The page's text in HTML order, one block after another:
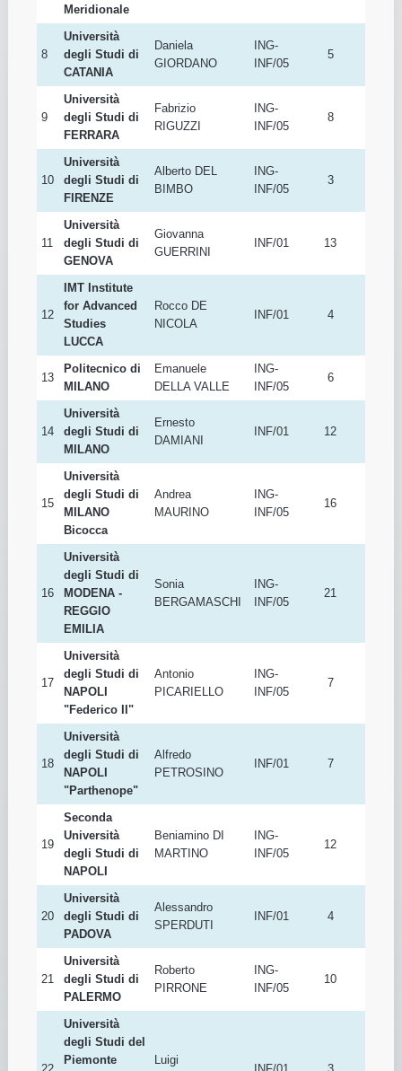
Meridionale
8
Università
degli Studi di
CATANIA
Daniela
GIORDANO
ING-
INF/05
5
9
Università
degli Studi di
FERRARA
Fabrizio
RIGUZZI
ING-
INF/05
8
10
Università
degli Studi di
FIRENZE
Alberto DEL
BIMBO
ING-
INF/05
3
11
Università
degli Studi di
GENOVA
Giovanna
GUERRINI
INF/01 13
12
IMT Institute
for Advanced
Studies
LUCCA
Rocco DE
NICOLA
INF/01 4
13
Politecnico di
MILANO
Emanuele
DELLA VALLE
ING-
INF/05
6
14
Università
degli Studi di
MILANO
Ernesto
DAMIANI
INF/01 12
15
Università
degli Studi di
MILANO
Bicocca
Andrea
MAURINO
ING-
INF/05
16
16
Università
degli Studi di
MODENA -
REGGIO
EMILIA
Sonia
BERGAMASCHI
ING-
INF/05
21
17
Università
degli Studi di
NAPOLI
"Federico II"
Antonio
PICARIELLO
ING-
INF/05
7
18
Università
degli Studi di
NAPOLI
"Parthenope"
Alfredo
PETROSINO
INF/01 7
19
Seconda
Università
degli Studi di
NAPOLI
Beniamino DI
MARTINO
ING-
INF/05
12
20
Università
degli Studi di
PADOVA
Alessandro
SPERDUTI
INF/01 4
21
Università
degli Studi di
PALERMO
Roberto
PIRRONE
ING-
INF/05
10
Università
degli Studi del
Piemonte
Luigi